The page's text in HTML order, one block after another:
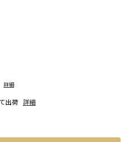
詳細
出荷 詳細